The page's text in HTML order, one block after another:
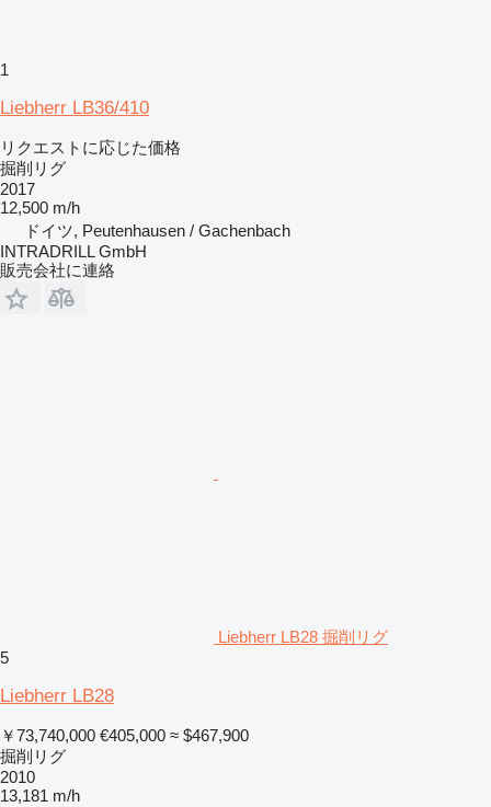
1
Liebherr LB36/410
リクエストに応じた価格
掘削リグ
2017
12,500 m/h
ドイツ, Peutenhausen / Gachenbach
INTRADRILL GmbH
販売会社に連絡
Liebherr LB28 掘削リグ
5
Liebherr LB28
￥73,740,000 €405,000 ≈ $467,900
掘削リグ
2010
13,181 m/h